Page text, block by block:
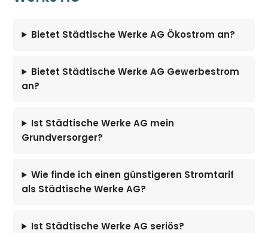
Bietet Städtische Werke AG Ökostrom an?
Bietet Städtische Werke AG Gewerbestrom
an?
Ist Städtische Werke AG mein
Grundversorger?
Wie finde ich einen günstigeren Stromtarif
als Städtische Werke AG?
Ist Städtische Werke AG seriös?